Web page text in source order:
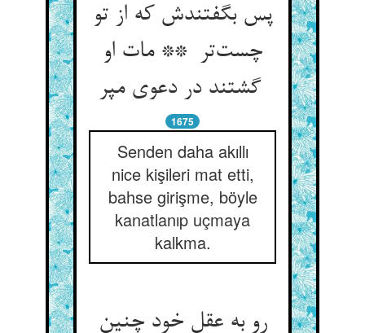
پس بگفتندش که از تو
چست‌تر ** مات او
گشتند در دعوی مپر
1675
Senden daha akıllı
nice kişileri mat etti,
bahse girişme, böyle
kanatlanıp uçmaya
kalkma.
رو به عقل خود چنین